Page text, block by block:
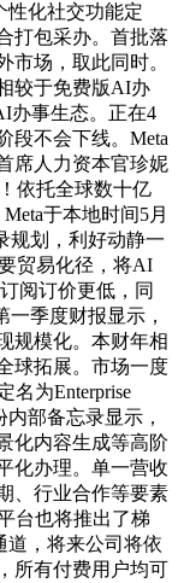
性化社交功能定
打包采办。首批落
市场，取此同时。
较于免费版AI办
办事生态。正在4
段不会下线。Meta
席人力资本官珍妮
依托全球数十亿
于本地时间5月
规划，利好动静一
贸易化径，将AI
阅订价更低，同
一季度财报显示，
规模化。本财年相
球拓展。市场一度
名为Enterprise
部备忘录显示，
化内容生成等高阶
化办理。单一营收
、行业合作等要素
台也将推出了梯
道，将来公司将依
所有付费用户均可